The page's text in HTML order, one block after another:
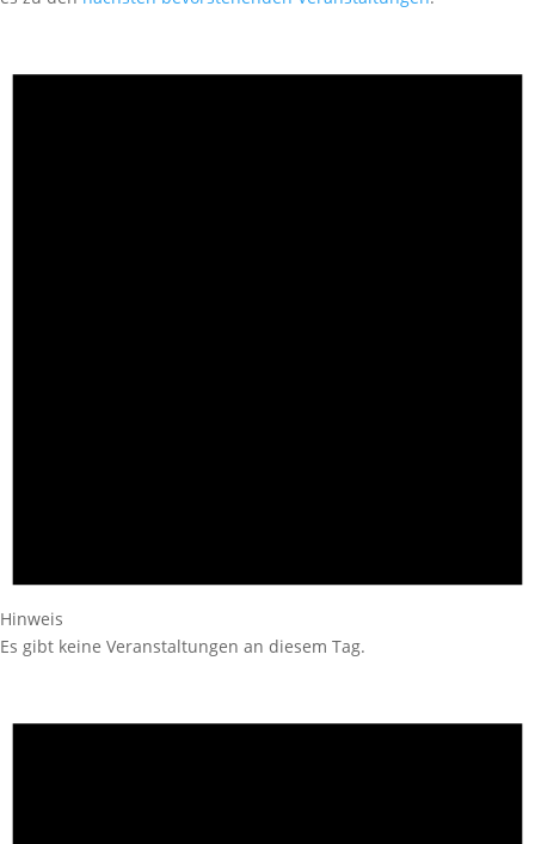
Hinweis
Es gibt keine Veranstaltungen an diesem Tag.